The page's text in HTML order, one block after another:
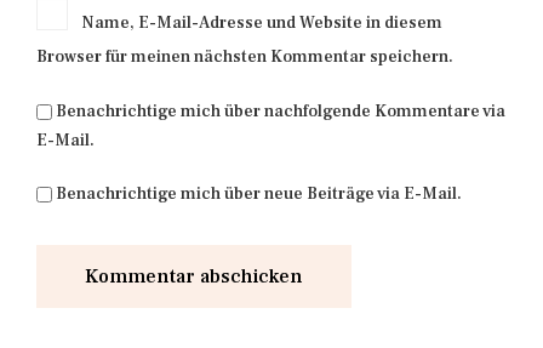
Name, E-Mail-Adresse und Website in diesem
Browser für meinen nächsten Kommentar speichern.
Benachrichtige mich über nachfolgende Kommentare via
E-Mail.
Benachrichtige mich über neue Beiträge via E-Mail.